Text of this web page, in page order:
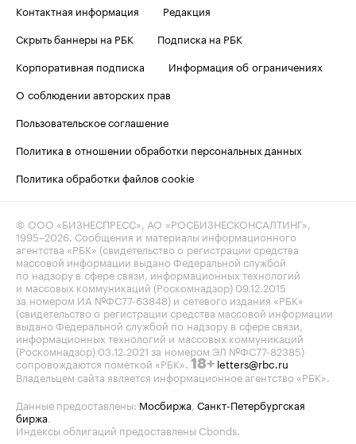
Контактная информация
Редакция
Скрыть баннеры на РБК
Подписка на РБК
Корпоративная подписка
Информация об ограничениях
О соблюдении авторских прав
Пользовательское соглашение
Политика в отношении обработки персональных данных
Политика обработки файлов cookie
© ООО «БИЗНЕСПРЕСС», АО «РОСБИЗНЕСКОНСАЛТИНГ»,
1995–2026 . Сообщения и материалы информационного
агентства «РБК» (свидетельство о регистрации средства
массовой информации выдано Федеральной службой
по надзору в сфере связи, информационных технологий
и массовых коммуникаций (Роскомнадзор) 09.12.2015
за номером ИА №ФС77-63848) и сетевого издания «РБК»
(свидетельство о регистрации средства массовой информации
выдано Федеральной службой по надзору в сфере связи,
информационных технологий и массовых коммуникаций
(Роскомнадзор) 03.12.2021 за номером ЭЛ №ФС77-82385)
сопровождаются пометкой «РБК». 18+ letters@rbc.ru
Владельцем сайта является информационное агентство «РБК».
Данные предоставлены: Мосбиржа Санкт-Петербургская
биржа
Индексы облигаций предоставлены Cbonds.